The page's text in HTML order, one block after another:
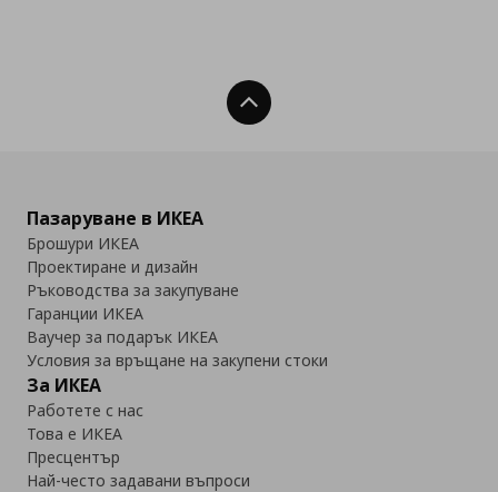
Нагоре
Пазаруване в ИКЕА
Брошури ИКЕА
Проектиране и дизайн
Ръководства за закупуване
Гаранции ИКЕА
Ваучер за подарък ИКЕА
Условия за връщане на закупени стоки
За ИКЕА
Работете с нас
Това е ИКЕА
Пресцентър
Най-често задавани въпроси